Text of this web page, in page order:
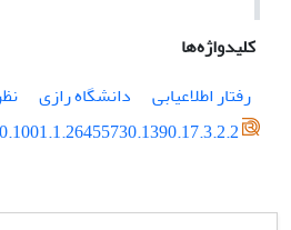
کلیدواژه‌ها
رفتار اطلاع⁮یابی
دانشگاه رازی